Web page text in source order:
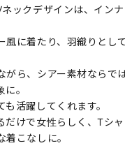
ックデザインは、イン
風に着たり、羽織りとし
がら、シアー素材ならで
。
活躍してくれます。
だけで女性らしく、Tシ
こなしに。